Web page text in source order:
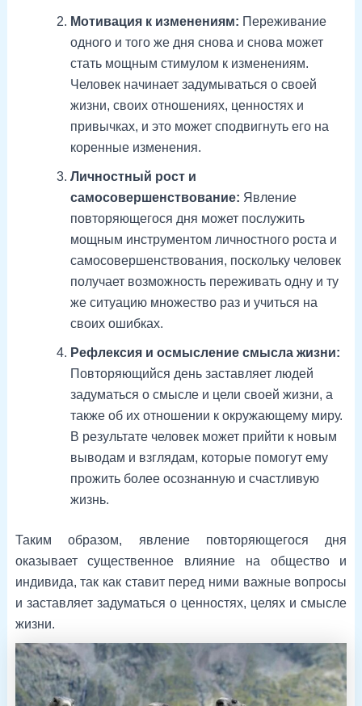
Мотивация к изменениям: Переживание
одного и того же дня снова и снова может
стать мощным стимулом к изменениям.
Человек начинает задумываться о своей
жизни, своих отношениях, ценностях и
привычках, и это может сподвигнуть его на
коренные изменения.
Личностный рост и
самосовершенствование: Явление
повторяющегося дня может послужить
мощным инструментом личностного роста и
самосовершенствования, поскольку человек
получает возможность переживать одну и ту
же ситуацию множество раз и учиться на
своих ошибках.
Рефлексия и осмысление смысла жизни:
Повторяющийся день заставляет людей
задуматься о смысле и цели своей жизни, а
также об их отношении к окружающему миру.
В результате человек может прийти к новым
выводам и взглядам, которые помогут ему
прожить более осознанную и счастливую
жизнь.
Таким образом, явление повторяющегося дня
оказывает существенное влияние на общество и
индивида, так как ставит перед ними важные вопросы
и заставляет задуматься о ценностях, целях и смысле
жизни.